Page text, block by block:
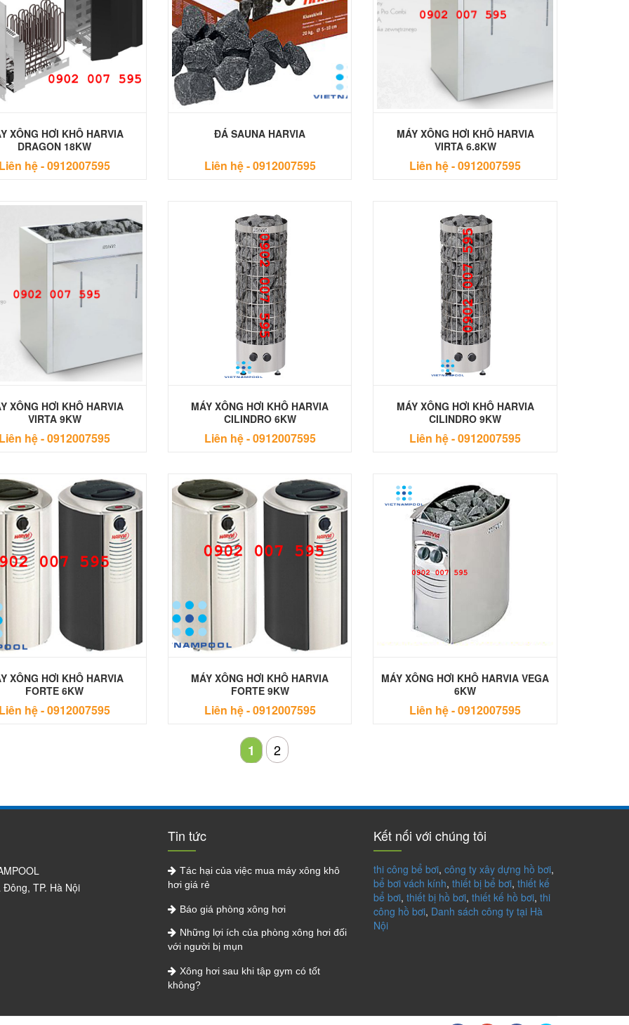
XÔNG HƠI KHÔ HARVIA
DRAGON 18KW
hệ -0912007595
ĐÁ SAUNA HARVIA
Liên hệ -0912007595
MÁY XÔNG HƠI KHÔ HARVIA
VIRTA 6.8KW
Liên hệ -0912007595
XÔNG HƠI KHÔ HARVIA
VIRTA 9KW
hệ -0912007595
MÁY XÔNG HƠI KHÔ HARVIA
CILINDRO 6KW
Liên hệ -0912007595
MÁY XÔNG HƠI KHÔ HARVIA
CILINDRO 9KW
Liên hệ -0912007595
XÔNG HƠI KHÔ HARVIA
FORTE 6KW
hệ -0912007595
MÁY XÔNG HƠI KHÔ HARVIA
FORTE 9KW
Liên hệ -0912007595
MÁY XÔNG HƠI KHÔ HARVIA VEGA
6KW
Liên hệ -0912007595
1 2
TP. Hà Nội
Tin tức
Tác hại của việc mua máy xông khô
hơi giá rẻ
Báo giá phòng xông hơi
Những lợi ích của phòng xông hơi đối
với người bị mụn
Xông hơi sau khi tập gym có tốt
không?
Kết nối với chúng tôi
thi công bể bơi, công ty xây dựng hồ bơi,
bể bơi vách kính, thiết bị bể bơi, thiết kế
bể bơi, thiết bị hồ bơi, thiết kế hồ bơi, thi
công hồ bơi, Danh sách công ty tại Hà
Nội